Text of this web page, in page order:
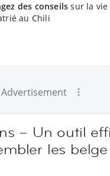
des conseils sur la vie
au Chili
Advertisement
– Un outil
les